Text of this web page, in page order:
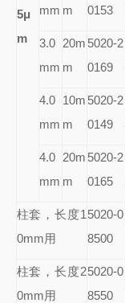
5μ
m
mm m
0153
3.0
mm
20m
m
5020-2
0169
4.0
mm
10m
m
5020-2
0149
4.0
mm
20m
m
5020-2
0165
柱套，长度1
0mm用
5020-0
8500
柱套，长度2
0mm用
5020-0
8550